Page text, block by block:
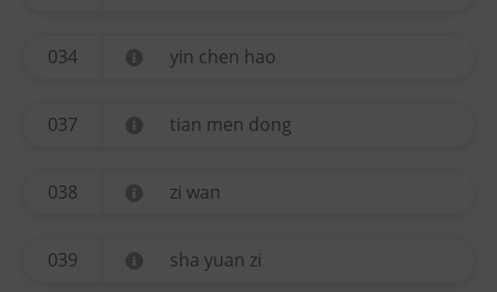
034 yin chen hao
037 tian men dong
038 zi wan
039 sha yuan zi